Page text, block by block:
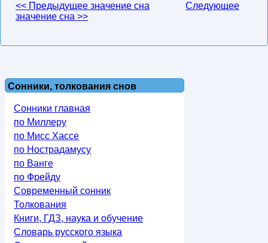
<< Предыдущее значение сна
Следующее
значение сна >>
Сонники, толкования снов
Сонники главная
по Миллеру
по Мисс Хассе
по Нострадамусу
по Ванге
по Фрейду
Современный сонник
Толкования
Книги, ГДЗ, наука и обучение
Словарь русского языка